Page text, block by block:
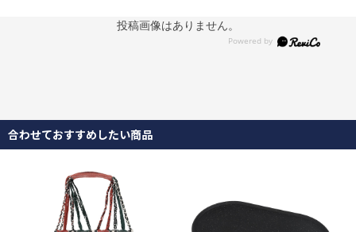
投稿画像はありません。
合わせておすすめしたい商品